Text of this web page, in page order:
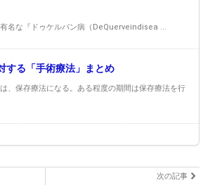
名な『ドゥケルバン病（DeQuerveindisea ...
する「手術療法」まとめ
、保存療法になる。ある程度の期間は保存療法を行
次の記事